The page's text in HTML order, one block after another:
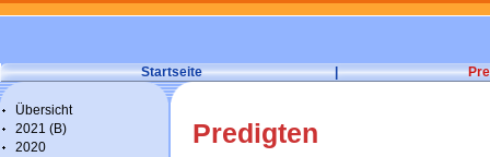
Startseite |
Übersicht
2021 (B)
2020
Predigten